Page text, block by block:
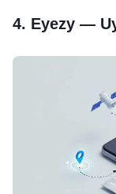
4. Eyezy —